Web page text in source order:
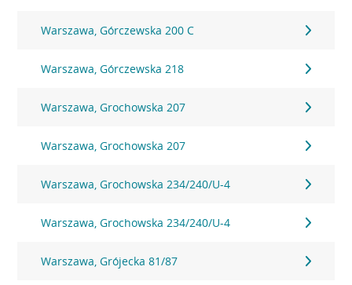
Warszawa, Górczewska 200 C
Warszawa, Górczewska 218
Warszawa, Grochowska 207
Warszawa, Grochowska 207
Warszawa, Grochowska 234/240/U-4
Warszawa, Grochowska 234/240/U-4
Warszawa, Grójecka 81/87